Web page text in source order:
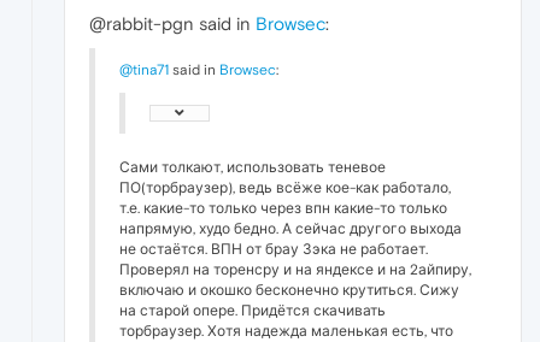
@rabbit-pgn said in Browsec:
@tina71 said in Browsec:
Сами толкают, использовать теневое
ПО(торбраузер), ведь всёже кое-как работало,
т.е. какие-то только через впн какие-то только
напрямую, худо бедно. А сейчас другого выхода
не остаётся. ВПН от брау Зэка не работает.
Проверял на торенсру и на яндексе и на 2айпиру,
включаю и окошко бесконечно крутиться. Сижу
на старой опере. Придётся скачивать
торбраузер. Хотя надежда маленькая есть, что